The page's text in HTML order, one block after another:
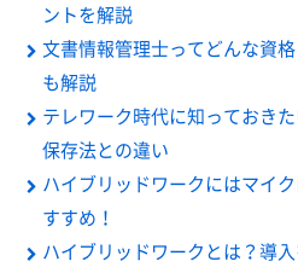
ントを解説
文書情報管理士ってどんな資
も解説
テレワーク時代に知っておき
保存法との違い
ハイブリッドワークにはマイ
すすめ！
ハイブリッドワークとは？導